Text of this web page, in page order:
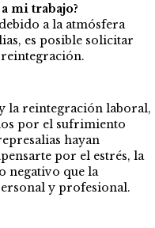
mi trabajo?
a la atmósfera
es posible solicitar
la reintegración laboral,
por el sufrimiento
hayan
por el estrés, la
negativo que la
y profesional.